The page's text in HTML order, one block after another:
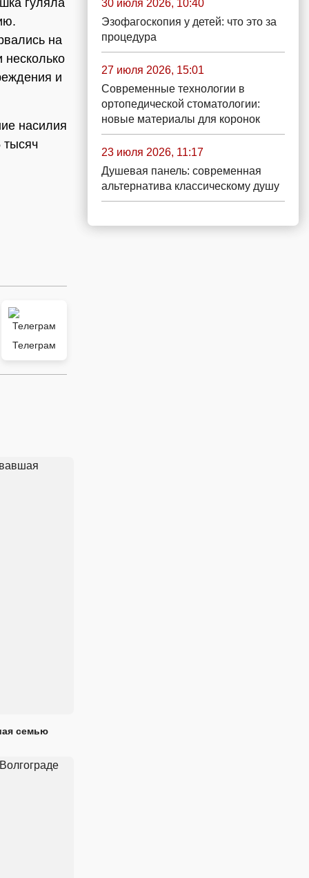
гуляла
на
несколько
и
насилия
тысяч
Телеграм
семью
30 июля 2026, 10:40
Эзофагоскопия у детей: что это за
процедура
27 июля 2026, 15:01
Современные технологии в
ортопедической стоматологии:
новые материалы для коронок
23 июля 2026, 11:17
Душевая панель: современная
альтернатива классическому душу